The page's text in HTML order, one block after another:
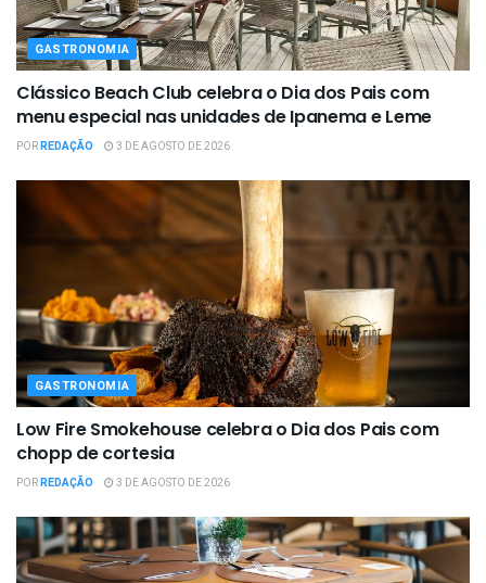
GASTRONOMIA
Clássico Beach Club celebra o Dia dos Pais com
menu especial nas unidades de Ipanema e Leme
PORREDAÇÃO 3 DE AGOSTO DE 2026
GASTRONOMIA
Low Fire Smokehouse celebra o Dia dos Pais com
chopp de cortesia
PORREDAÇÃO 3 DE AGOSTO DE 2026